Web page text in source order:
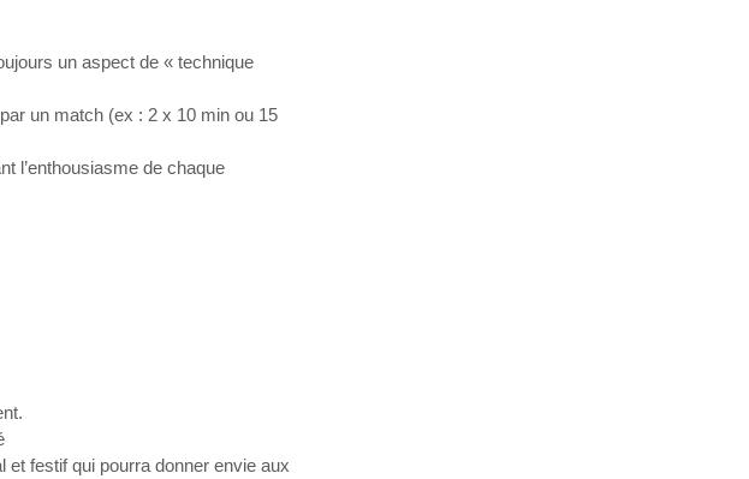
un aspect de « technique
un match (ex : 2 x 10 min ou 15
l’enthousiasme de chaque
festif qui pourra donner envie aux